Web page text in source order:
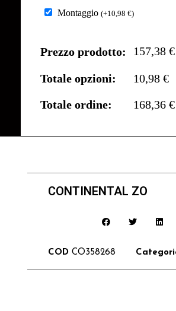
Montaggio (+10,98 €)
Prezzo prodotto: 157,38 €
Totale opzioni:
10,98 €
Totale ordine:
168,36 €
CONTINENTAL ZO
COD CO358268